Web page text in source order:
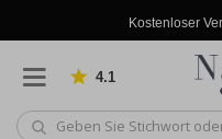
Kostenloser
4.1 von